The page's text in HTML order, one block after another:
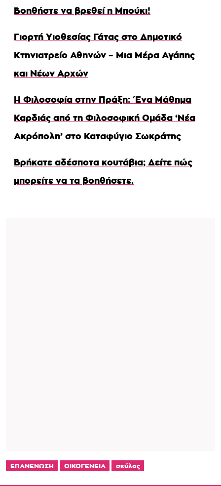
Βοηθήστε να βρεθεί η Μπούκι!
Γιορτή Υιοθεσίας Γάτας στο Δημοτικό
Κτηνιατρείο Αθηνών – Μια Μέρα Αγάπης
και Νέων Αρχών
Η Φιλοσοφία στην Πράξη: Ένα Μάθημα
Καρδιάς από τη Φιλοσοφική Ομάδα ‘Νέα
Ακρόπολη’ στο Καταφύγιο Σωκράτης
Βρήκατε αδέσποτα κουτάβια; Δείτε πώς
μπορείτε να τα βοηθήσετε.
ΕΠΑΝΕΝΩΣΗ ΟΙΚΟΓΕΝΕΙΑ σκύλος